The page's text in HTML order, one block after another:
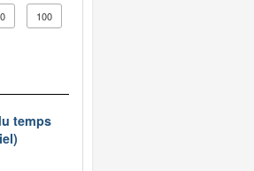
100
temps